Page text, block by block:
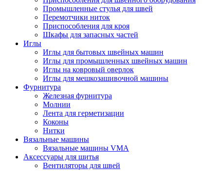
Промышленные стулья для швей
Перемотчики ниток
Приспособления для кроя
Шкафы для запасных частей
Иглы
Иглы для бытовых швейных машин
Иглы для промышленных швейных машин
Иглы на ковровый оверлок
Иглы для мешкозашивочной машины
Фурнитура
Железная фурнитура
Молнии
Лента для герметизации
Коконы
Нитки
Вязальные машины
Вязальные машины VMA
Аксессуары для шитья
Вентиляторы для швей